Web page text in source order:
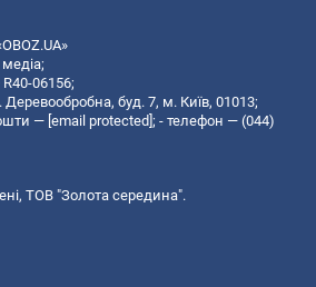
06156;
буд. 7, м. Київ, 01013;
— [email protected] ; - телефон — (044)
ТОВ "Золота середина".